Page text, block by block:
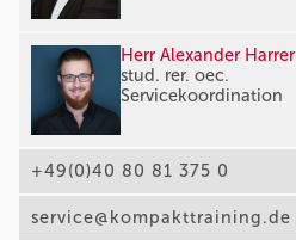
Herr Alexander Harrer
stud. rer. oec.
Servicekoordination
+49(0)40 80 81 375 0
service@kompakttraining.de